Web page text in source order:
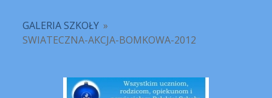
GALERIA SZKOŁY »
SWIATECZNA-AKCJA-BOMKOWA-2012